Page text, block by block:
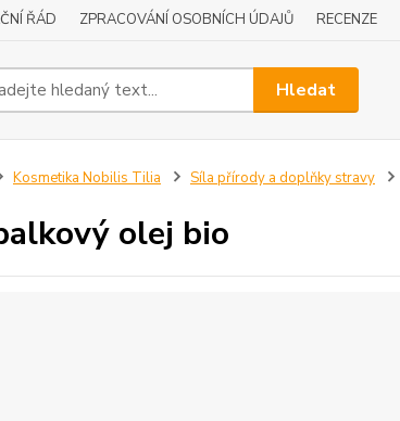
ŘÁD ZPRACOVÁNÍ OSOBNÍCH ÚDAJŮ RECENZE
Hledat
Kosmetika Nobilis Tilia Síla přírody a doplňky stravy
olej bio